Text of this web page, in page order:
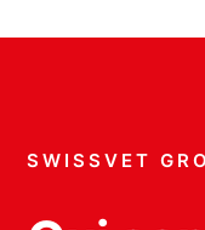
SWISSVET